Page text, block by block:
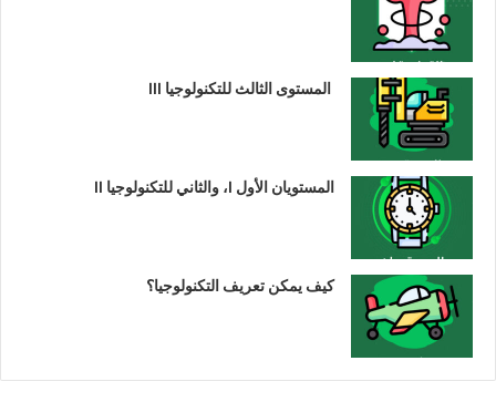
المستوى الثالث للتكنولوجيا III
المستويان الأول I، والثاني للتكنولوجيا II
كيف يمكن تعريف التكنولوجيا؟